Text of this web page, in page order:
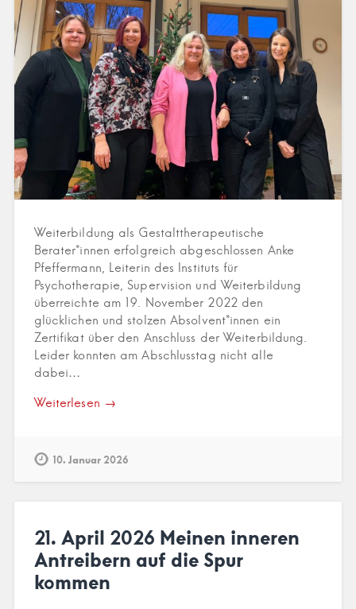
Weiterbildung als Gestalttherapeutische
Berater*innen erfolgreich abgeschlossen Anke
Pfeffermann, Leiterin des Instituts für
Psychotherapie, Supervision und Weiterbildung
überreichte am 19. November 2022 den
glücklichen und stolzen Absolvent*innen ein
Zertifikat über den Anschluss der Weiterbildung.
Leider konnten am Abschlusstag nicht alle
dabei…
Weiterlesen →
10. Januar 2026
21. April 2026 Meinen inneren
Antreibern auf die Spur
kommen